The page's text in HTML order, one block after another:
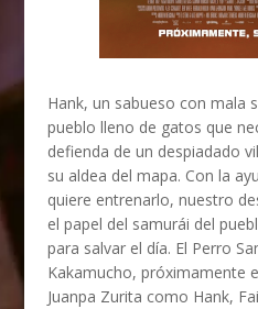
Hank, un sabueso con mala
pueblo lleno de gatos que
defienda de un despiadado
su aldea del mapa. Con la
quiere entrenarlo, nuestro
el papel del samurái del
para salvar el día. El Perro
Kakamucho, próximamente
Juanpa Zurita como Hank,